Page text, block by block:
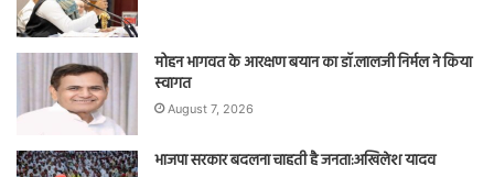
मोहन भागवत के आरक्षण बयान का डॉ.लालजी निर्मल ने किया
स्वागत
August 7, 2026
भाजपा सरकार बदलना चाहती है जनता:अखिलेश यादव